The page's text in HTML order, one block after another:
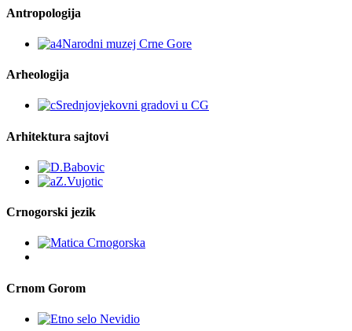
Antropologija
Arheologija
Arhitektura sajtovi
Crnogorski jezik
Crnom Gorom